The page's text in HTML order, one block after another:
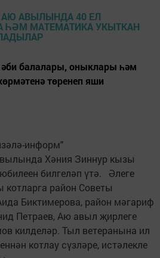
әби балалары, оныклары һәм
төренеп яши
информ"
Хәния Зиннур кызы
билгеләп үтә. Әлеге
котларга район Советы
Биктимерова, район мәгариф
Петраев, Аю авыл җирлеге
килделәр. Тыл ветеранына ил
котлау сүзләре, истәлекле